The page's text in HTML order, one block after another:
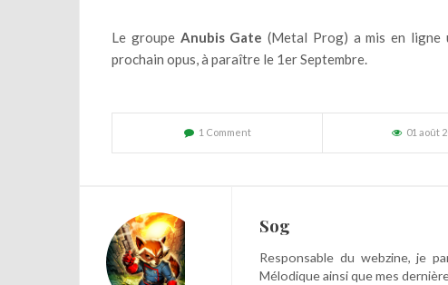
Le groupe Anubis Gate (Metal Prog) a mis en ligne
prochain opus, à paraître le 1er Septembre.
1 Comment 01 août
Sog
Responsable du webzine, je
Mélodique ainsi que mes